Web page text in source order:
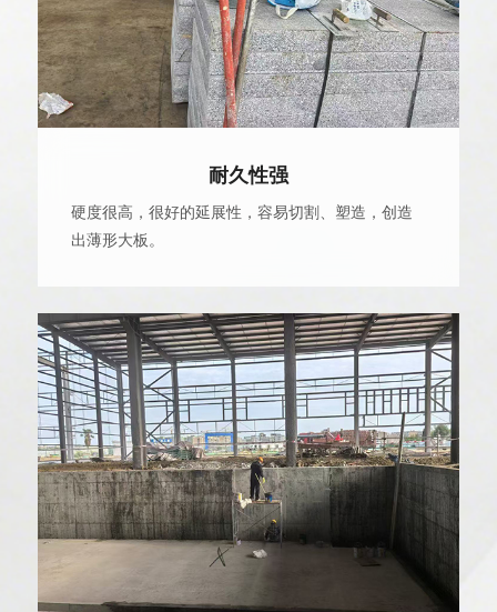
耐久性强
硬度很高，很好的延展性，容易切割、塑造，创造
出薄形大板。